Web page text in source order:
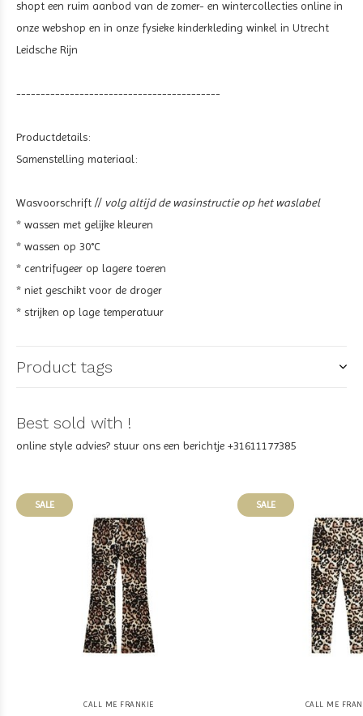
shopt een ruim aanbod van de zomer- en wintercollecties online in
onze webshop en in onze fysieke kinderkleding winkel in Utrecht
Leidsche Rijn
------------------------------------------
Productdetails:
Samenstelling materiaal:
Wasvoorschrift // volg altijd de wasinstructie op het waslabel
* wassen met gelijke kleuren
* wassen op 30°C
* centrifugeer op lagere toeren
* niet geschikt voor de droger
* strijken op lage temperatuur
Product tags
Best sold with !
online style advies? stuur ons een berichtje +31611177385
SALE
CALL ME FRANKIE
SALE
CALL ME